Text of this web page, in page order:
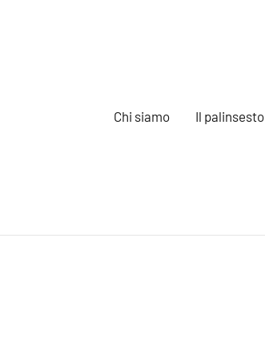
Chi siamo Il palinsesto